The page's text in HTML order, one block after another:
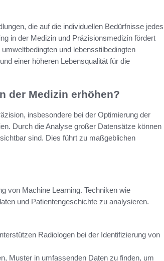
die auf die individuellen Bedürfnisse jedes
in der Medizin und Präzisionsmedizin fördert
und lebensstilbedingten
einer höheren Lebensqualität für die
der Medizin erhöhen?
insbesondere bei der Optimierung der
Durch die Analyse großer Datensätze können
sind. Dies führt zu maßgeblichen
von Machine Learning. Techniken wie
und Patientengeschichte zu analysieren.
Radiologen bei der Identifizierung von
Muster in umfassenden Daten zu finden, um